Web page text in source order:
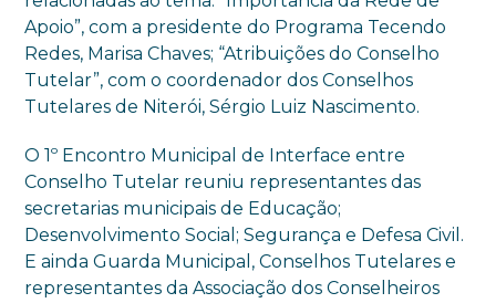
Apoio”, com a presidente do Programa Tecendo
Redes, Marisa Chaves; “Atribuições do Conselho
Tutelar”, com o coordenador dos Conselhos
Tutelares de Niterói, Sérgio Luiz Nascimento.
O 1º Encontro Municipal de Interface entre
Conselho Tutelar reuniu representantes das
secretarias municipais de Educação;
Desenvolvimento Social; Segurança e Defesa Civil.
E ainda Guarda Municipal, Conselhos Tutelares e
representantes da Associação dos Conselheiros